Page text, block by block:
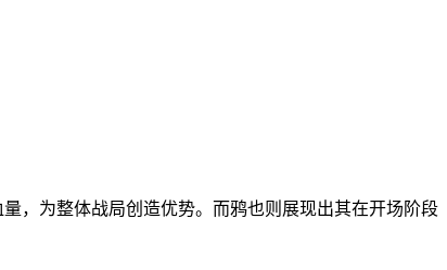
，为整体战局创造优势。而鸦也则展现出其在开场阶段